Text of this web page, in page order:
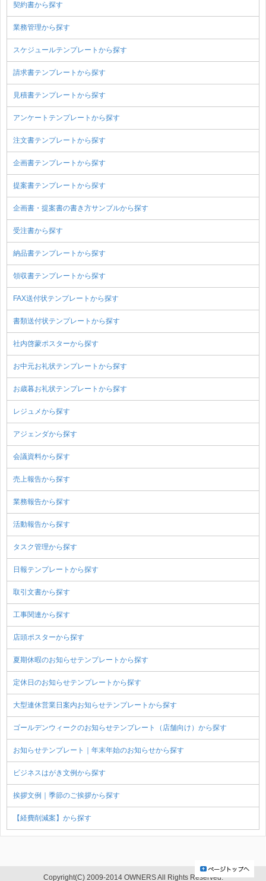
契約書から探す
業務管理から探す
スケジュールテンプレートから探す
請求書テンプレートから探す
見積書テンプレートから探す
アンケートテンプレートから探す
注文書テンプレートから探す
企画書テンプレートから探す
提案書テンプレートから探す
企画書・提案書の書き方サンプルから探す
受注書から探す
納品書テンプレートから探す
領収書テンプレートから探す
FAX送付状テンプレートから探す
書類送付状テンプレートから探す
社内啓蒙ポスターから探す
お中元お礼状テンプレートから探す
お歳暮お礼状テンプレートから探す
レジュメから探す
アジェンダから探す
会議資料から探す
売上報告から探す
業務報告から探す
活動報告から探す
タスク管理から探す
日報テンプレートから探す
取引文書から探す
工事関連から探す
店頭ポスターから探す
夏期休暇のお知らせテンプレートから探す
定休日のお知らせテンプレートから探す
大型連休営業日案内お知らせテンプレートから探す
ゴールデンウィークのお知らせテンプレート（店舗向け）から探す
お知らせテンプレート｜年末年始のお知らせから探す
ビジネスはがき文例から探す
挨拶文例｜季節のご挨拶から探す
【経費削減案】から探す
Copyright(C) 2009-2014 OWNERS All Rights Reserved.